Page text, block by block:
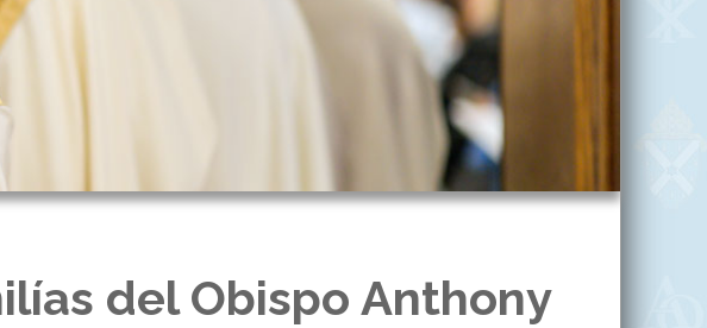
del Obispo Anthony